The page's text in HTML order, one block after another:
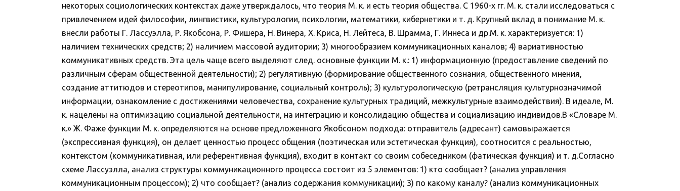
некоторых социологических контекстах даже утверждалось, что теория М. к. и есть теория общества. С 1960-х гг. М. к. стали исследоваться с
привлечением идей философии, лингвистики, культурологии, психологии, математики, кибернетики и т. д. Крупный вклад в понимание М. к.
внесли работы Г. Лассуэлла, Р. Якобсона, Р. Фишера, Н. Винера, Х. Криса, Н. Лейтеса, В. Шрамма, Г. Иннеса и др.М. к. характеризуется: 1)
наличием технических средств; 2) наличием массовой аудитории; 3) многообразием коммуникационных каналов; 4) вариативностью
коммуникативных средств. Эта цель чаще всего выделяют след. основные функции М. к.: 1) информационную (предоставление сведений по
различным сферам общественной деятельности); 2) регулятивную (формирование общественного сознания, общественного мнения,
создание аттитюдов и стереотипов, манипулирование, социальный контроль); 3) культурологическую (ретрансляция культурнозначимой
информации, ознакомление с достижениями человечества, сохранение культурных традиций, межкультурные взаимодействия). В идеале, М.
к. нацелены на оптимизацию социальной деятельности, на интеграцию и консолидацию общества и социализацию индивидов.В «Словаре М.
к.» Ж. Фаже функции М. к. определяются на основе предложенного Якобсоном подхода: отправитель (адресант) самовыражается
(экспрессивная функция), он делает ценностью процесс общения (поэтическая или эстетическая функция), соотносится с реальностью,
контекстом (коммуникативная, или референтивная функция), входит в контакт со своим собеседником (фатическая функция) и т. д.Согласно
схеме Лассуэлла, анализ структуры коммуникационного процесса состоит из 5 элементов: 1) кто сообщает? (анализ управления
коммуникационным процессом); 2) что сообщает? (анализ содержания коммуникации); 3) по какому каналу? (анализ коммуникационных